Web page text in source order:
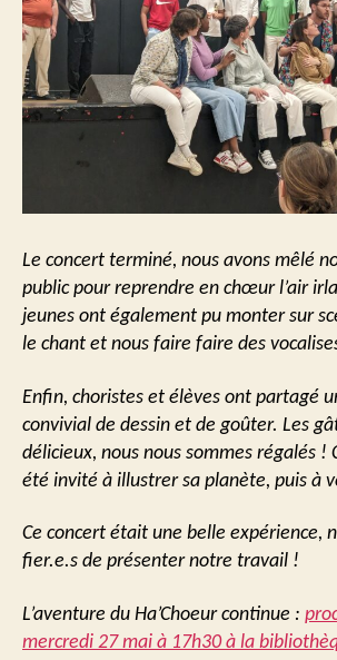
Le concert terminé, nous avons mêlé
public pour reprendre en chœur l’air
jeunes ont également pu monter sur
le chant et nous faire faire des
Enfin, choristes et élèves ont partagé
convivial de dessin et de goûter. Les
délicieux, nous nous sommes régalés !
été invité à illustrer sa planète, puis à
Ce concert était une belle expérience,
fier.e.s de présenter notre travail !
L’aventure du Ha’Choeur continue :
mercredi 27 mai à 17h30 à la